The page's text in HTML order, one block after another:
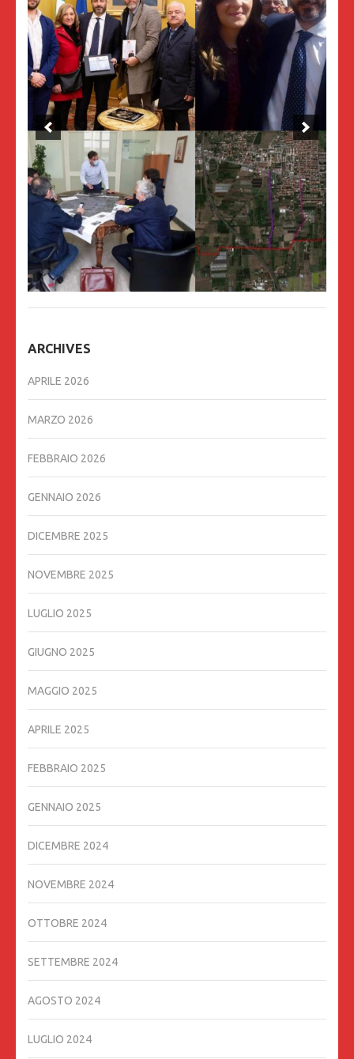
ARCHIVES
APRILE 2026
MARZO 2026
FEBBRAIO 2026
GENNAIO 2026
DICEMBRE 2025
NOVEMBRE 2025
LUGLIO 2025
GIUGNO 2025
MAGGIO 2025
APRILE 2025
FEBBRAIO 2025
GENNAIO 2025
DICEMBRE 2024
NOVEMBRE 2024
OTTOBRE 2024
SETTEMBRE 2024
AGOSTO 2024
LUGLIO 2024